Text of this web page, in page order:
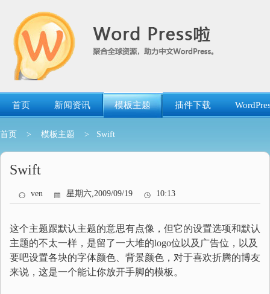
首页 新闻资讯 模板主题 插件下载
首页 > 模板主题 > Swift
Swift
ven 星期六,2009/09/19 10:13
这个主题跟默认主题的意思有点像，但它的设置选项和默认
主题的不太一样，是留了一大堆的logo位以及广告位，以及
要吧设置各块的字体颜色、背景颜色，对于喜欢折腾的博友
来说，这是一个能让你放开手脚的模板。